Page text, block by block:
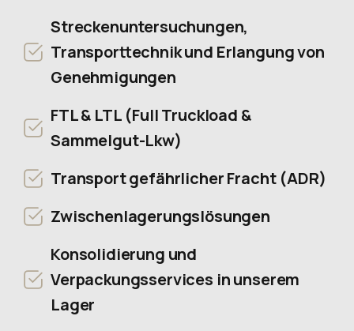
Streckenuntersuchungen,
Transporttechnik und Erlangung von
Genehmigungen
FTL & LTL (Full Truckload &
Sammelgut-Lkw)
Transport gefährlicher Fracht (ADR)
Zwischenlagerungslösungen
Konsolidierung und
Verpackungsservices in unserem
Lager